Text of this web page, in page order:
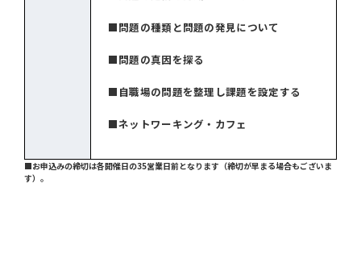
■問題の種類と問題の発見について
■問題の真因を探る
■自職場の問題を整理し課題を設定する
■ネットワーキング・カフェ
■お申込みの締切は各開催日の35営業日前となります（締切が早まる場合もございま
す）。